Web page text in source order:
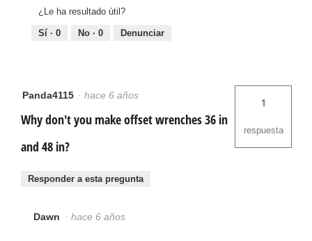
¿Le ha resultado útil?
Sí · 0 No · 0 Denunciar
Panda4115 · hace 6 años
Why don't you make offset wrenches 36 in
and 48 in?
1
respuesta
Responder a esta pregunta
Dawn · hace 6 años